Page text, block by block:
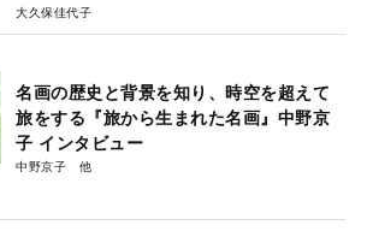
大久保佳代子
名画の歴史と背景を知り、時空を超えて
旅をする『旅から生まれた名画』中野京
子 インタビュー
中野京子